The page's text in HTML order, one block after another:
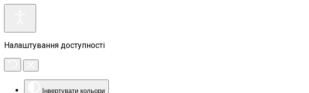
Налаштування доступності
Інвертувати кольори